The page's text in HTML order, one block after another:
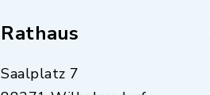
Rathaus
Saalplatz 7